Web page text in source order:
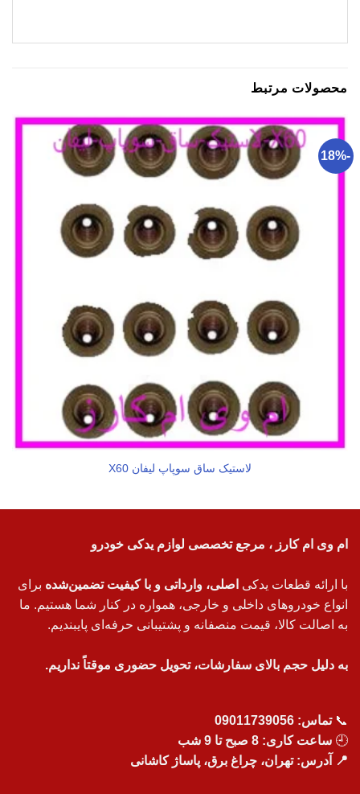
محصولات مرتبط
-18%
لاستیک ساق سوپاپ لیفان X60
ام وی ام کارز ، مرجع تخصصی لوازم یدکی خودرو
با ارائه قطعات یدکی اصلی، وارداتی و با کیفیت تضمین‌شده برای
انواع خودروهای داخلی و خارجی، همواره در کنار شما هستیم. ما
به اصالت کالا، قیمت منصفانه و پشتیبانی حرفه‌ای پایبندیم.
به دلیل حجم بالای سفارشات، تحویل حضوری موقتاً نداریم.
📞تماس: 09011739056
🕘 ساعت کاری: 8 صبح تا 9 شب
📍 آدرس: تهران، چراغ برق، پاساژ کاشانی